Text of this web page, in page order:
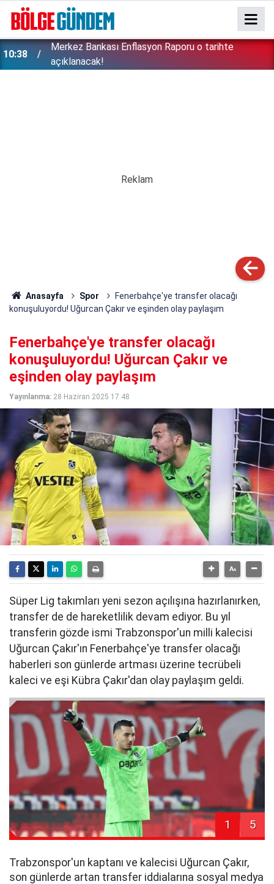
10:38
Merkez Bankası Enflasyon Raporu o tarihte
açıklanacak!
Anasayfa Spor
Fenerbahçe'ye transfer olacağı
konuşuluyordu! Uğurcan Çakır ve eşinden olay paylaşım
Fenerbahçe'ye transfer olacağı
konuşuluyordu! Uğurcan Çakır ve
eşinden olay paylaşım
Yayınlanma: 28 Haziran 2025 17:48
Süper Lig takımları yeni sezon açılışına hazırlanırken,
transfer de de hareketlilik devam ediyor. Bu yıl
transferin gözde ismi Trabzonspor'un milli kalecisi
Uğurcan Çakır'ın Fenerbahçe'ye transfer olacağı
haberleri son günlerde artması üzerine tecrübeli
kaleci ve eşi Kübra Çakır'dan olay paylaşım geldi.
1 5
Trabzonspor'un kaptanı ve kalecisi Uğurcan Çakır,
son günlerde artan transfer iddialarına sosyal medya